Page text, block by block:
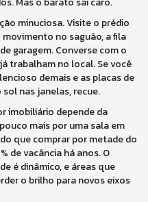
minuciosa. Visite o prédio
no saguão, a fila
garagem. Converse com o
trabalham no local. Se você
demais e as placas de
nas janelas, recue.
imobiliário depende da
mais por uma sala em
que comprar por metade do
de vacância há anos. O
é dinâmico, e áreas que
o brilho para novos eixos